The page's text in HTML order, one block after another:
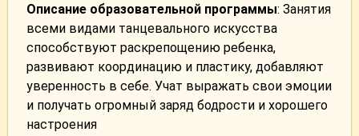
Описание образовательной программы: Занятия
всеми видами танцевального искусства
способствуют раскрепощению ребенка,
развивают координацию и пластику, добавляют
уверенность в себе. Учат выражать свои эмоции
и получать огромный заряд бодрости и хорошего
настроения